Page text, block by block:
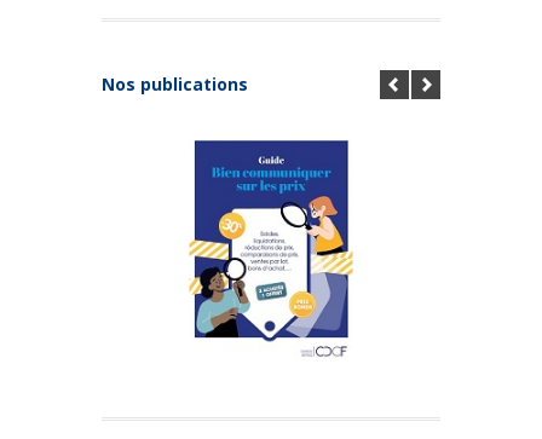
Nos publications